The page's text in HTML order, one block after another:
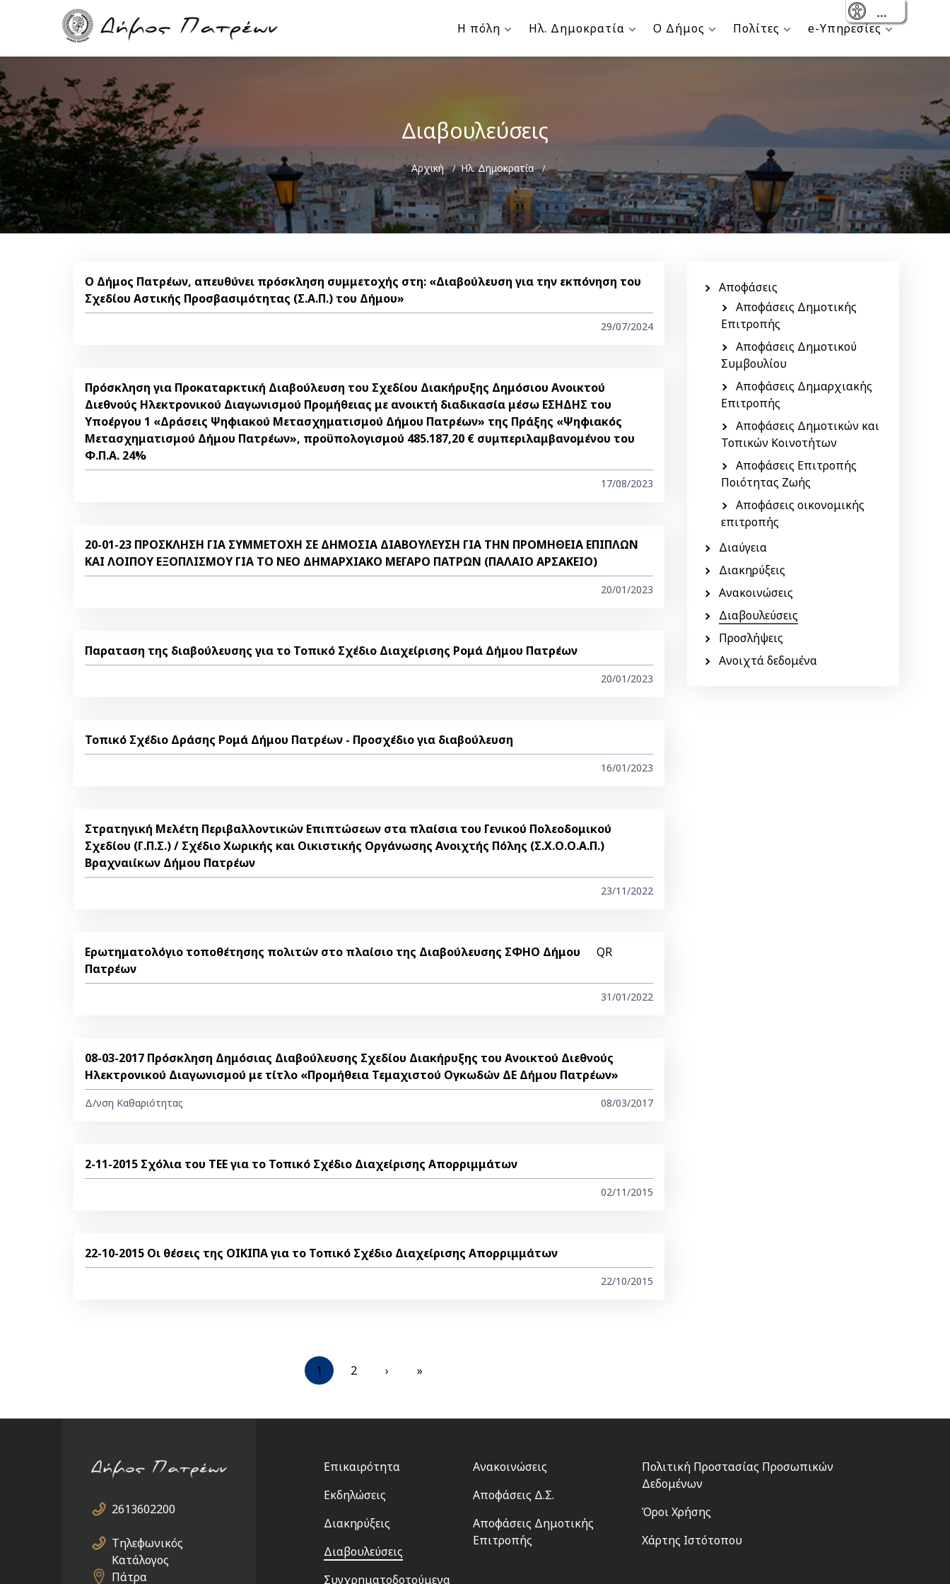
content
Main
navigation
Η πόλη Ηλ. Δημοκρατία Ο Δήμος Πολίτες e-Υπηρεσίες
Διαβουλεύσεις
Breadcrumb
Αρχική Ηλ. Δημοκρατία
side
Αποφάσεις
Αποφάσεις Δημοτικής
Επιτροπής
Αποφάσεις Δημοτικού
Συμβουλίου
Αποφάσεις Δημαρχιακής
Επιτροπής
Αποφάσεις Δημοτικών και
Τοπικών Κοινοτήτων
Αποφάσεις Επιτροπής
Ποιότητας Ζωής
Αποφάσεις οικονομικής
επιτροπής
Διαύγεια
Διακηρύξεις
Ανακοινώσεις
Διαβουλεύσεις
Προσλήψεις
Ανοιχτά δεδομένα
Ο Δήμος Πατρέων, απευθύνει πρόσκληση συμμετοχής στη: «Διαβούλευση για την εκπόνηση του
Σχεδίου Αστικής Προσβασιμότητας (Σ.Α.Π.) του Δήμου»
29/07/2024
Πρόσκληση για Προκαταρκτική Διαβούλευση του Σχεδίου Διακήρυξης Δημόσιου Ανοικτού
Διεθνούς Ηλεκτρονικού Διαγωνισμού Προμήθειας με ανοικτή διαδικασία μέσω ΕΣΗΔΗΣ του
Υποέργου 1 «Δράσεις Ψηφιακού Μετασχηματισμού Δήμου Πατρέων» της Πράξης «Ψηφιακός
Μετασχηματισμού Δήμου Πατρέων», προϋπολογισμού 485.187,20 € συμπεριλαμβανομένου του
Φ.Π.Α. 24%
17/08/2023
20-01-23 ΠΡΟΣΚΛΗΣΗ ΓΙΑ ΣΥΜΜΕΤΟΧΗ ΣΕ ΔΗΜΟΣΙΑ ΔΙΑΒΟΥΛΕΥΣΗ ΓΙΑ ΤΗΝ ΠΡΟΜΗΘΕΙΑ ΕΠΙΠΛΩΝ
ΚΑΙ ΛΟΙΠΟΥ ΕΞΟΠΛΙΣΜΟΥ ΓΙΑ ΤΟ ΝΕΟ ΔΗΜΑΡΧΙΑΚΟ ΜΕΓΑΡΟ ΠΑΤΡΩΝ (ΠΑΛΑΙΟ ΑΡΣΑΚΕΙΟ)
20/01/2023
Παραταση της διαβούλευσης για το Τοπικό Σχέδιο Διαχείρισης Ρομά Δήμου Πατρέων
20/01/2023
Τοπικό Σχέδιο Δράσης Ρομά Δήμου Πατρέων - Προσχέδιο για διαβούλευση
16/01/2023
Στρατηγική Μελέτη Περιβαλλοντικών Επιπτώσεων στα πλαίσια του Γενικού Πολεοδομικού
Σχεδίου (Γ.Π.Σ.) / Σχέδιο Χωρικής και Οικιστικής Οργάνωσης Ανοιχτής Πόλης (Σ.Χ.Ο.Ο.Α.Π.)
Βραχναιίκων Δήμου Πατρέων
23/11/2022
QR
Ερωτηματολόγιο τοποθέτησης πολιτών στο πλαίσιο της Διαβούλευσης ΣΦΗΟ Δήμου
Πατρέων
31/01/2022
08-03-2017 Πρόσκληση Δημόσιας Διαβούλευσης Σχεδίου Διακήρυξης του Ανοικτού Διεθνούς
Ηλεκτρονικού Διαγωνισμού με τίτλο «Προμήθεια Τεμαχιστού Ογκωδών ΔΕ Δήμου Πατρέων»
Δ/νση Καθαριότητας 08/03/2017
2-11-2015 Σχόλια του ΤΕΕ για το Τοπικό Σχέδιο Διαχείρισης Απορριμμάτων
02/11/2015
22-10-2015 Οι θέσεις της ΟΙΚΙΠΑ για το Τοπικό Σχέδιο Διαχείρισης Απορριμμάτων
22/10/2015
Current
page
1 Σελίδα
2
Next
›
Last
»
2613602200
Τηλεφωνικός
Κατάλογος
Πάτρα
Footer
Επικαιρότητα
Εκδηλώσεις
Διακηρύξεις
Διαβουλεύσεις
Συγχρηματοδοτούμενα
Footer
Ανακοινώσεις
Αποφάσεις Δ.Σ.
Αποφάσεις Δημοτικής
Επιτροπής
Footer
Πολιτική Προστασίας Προσωπικών
Δεδομένων
Όροι Χρήσης
Χάρτης Ιστότοπου